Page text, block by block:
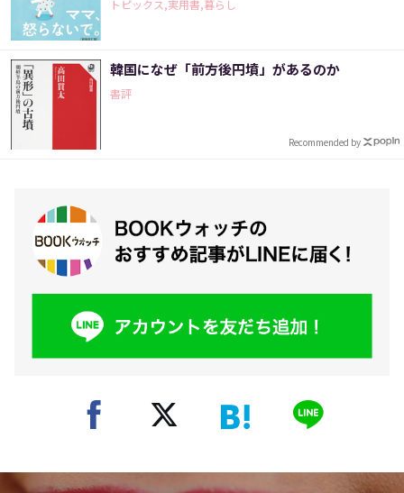
トピックス,実用書,暮らし
韓国になぜ「前方後円墳」があるのか
書評
Recommended by